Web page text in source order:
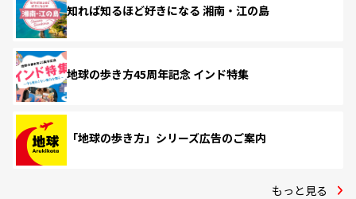
知れば知るほど好きになる 湘南・江の島
地球の歩き方45周年記念 インド特集
「地球の歩き方」シリーズ広告のご案内
もっと見る